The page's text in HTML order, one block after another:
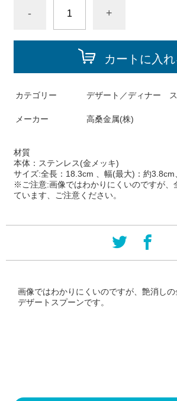
- +
カートに入れ
カテゴリー デザート／ディナー
メーカー 高桑金属(株)
材質
本体：ステンレス(金メッキ)
サイズ:全長：18.3cm 、幅(最大)：約3.8cm
※ご注意:画像ではわかりにくいのですが、
ています、ご注意ください。
画像ではわかりにくいのですが、艶消し
デザートスプーンです。